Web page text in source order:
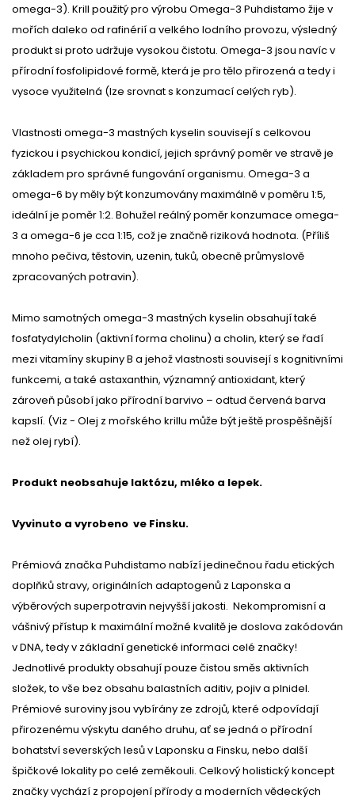
omega-3). Krill použitý pro výrobu Omega-3 Puhdistamo žije v
mořích daleko od rafinérií a velkého lodního provozu, výsledný
produkt si proto udržuje vysokou čistotu. Omega-3 jsou navíc v
přírodní fosfolipidové formě, která je pro tělo přirozená a tedy i
vysoce využitelná (lze srovnat s konzumací celých ryb).
Vlastnosti omega-3 mastných kyselin souvisejí s celkovou
fyzickou i psychickou kondicí, jejich správný poměr ve stravě je
základem pro správné fungování organismu. Omega-3 a
omega-6 by měly být konzumovány maximálně v poměru 1:5,
ideální je poměr 1:2. Bohužel reálný poměr konzumace omega-
3 a omega-6 je cca 1:15, což je značně riziková hodnota. (Příliš
mnoho pečiva, těstovin, uzenin, tuků, obecně průmyslově
zpracovaných potravin).
Mimo samotných omega-3 mastných kyselin obsahují také
fosfatydylcholin (aktivní forma cholinu) a cholin, který se řadí
mezi vitamíny skupiny B a jehož vlastnosti souvisejí s kognitivními
funkcemi, a také astaxanthin, významný antioxidant, který
zároveň působí jako přírodní barvivo – odtud červená barva
kapslí. (Viz - Olej z mořského krillu může být ještě prospěšnější
než olej rybí).
Produkt neobsahuje laktózu, mléko a lepek.
Vyvinuto a vyrobeno ve Finsku.
Prémiová značka Puhdistamo nabízí jedinečnou řadu etických
doplňků stravy, originálních adaptogenů z Laponska a
výběrových superpotravin nejvyšší jakosti. Nekompromisní a
vášnivý přístup k maximální možné kvalitě je doslova zakódován
v DNA, tedy v základní genetické informaci celé značky!
Jednotlivé produkty obsahují pouze čistou směs aktivních
složek, to vše bez obsahu balastních aditiv, pojiv a plnidel.
Prémiové suroviny jsou vybírány ze zdrojů, které odpovídají
přirozenému výskytu daného druhu, ať se jedná o přírodní
bohatství severských lesů v Laponsku a Finsku, nebo další
špičkové lokality po celé zeměkouli. Celkový holistický koncept
značky vychází z propojení přírody a moderních vědeckých